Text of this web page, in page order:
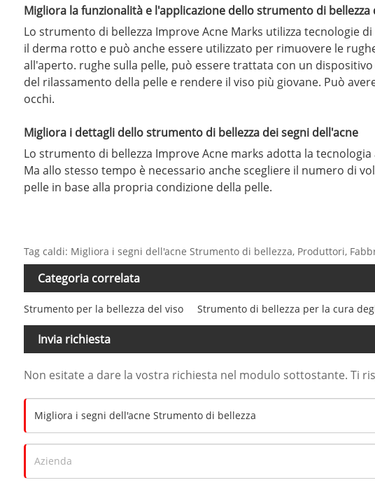
Migliora la funzionalità e l'applicazione dello strumento di bellezza
Lo strumento di bellezza Improve Acne Marks utilizza
il derma rotto e può anche essere utilizzato per rimuovere le
all'aperto. rughe sulla pelle, può essere trattata con un
del rilassamento della pelle e rendere il viso più giovane. Può
occhi.
Migliora i dettagli dello strumento di bellezza dei segni dell'acne
Lo strumento di bellezza Improve Acne marks adotta la
Ma allo stesso tempo è necessario anche scegliere il numero di
pelle in base alla propria condizione della pelle.
Tag caldi: Migliora i segni dell'acne Strumento di bellezza, Produttori,
Categoria correlata
Strumento per la bellezza del viso Strumento di bellezza per la cura
Invia richiesta
Non esitate a dare la vostra richiesta nel modulo sottostante. Ti